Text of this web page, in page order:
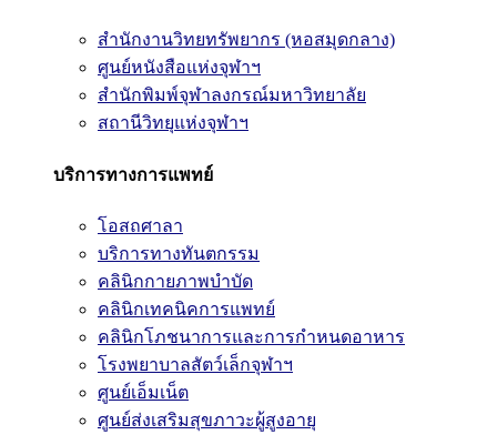
สำนักงานวิทยทรัพยากร (หอสมุดกลาง)
ศูนย์หนังสือแห่งจุฬาฯ
สำนักพิมพ์จุฬาลงกรณ์มหาวิทยาลัย
สถานีวิทยุแห่งจุฬาฯ
บริการทางการแพทย์
โอสถศาลา
บริการทางทันตกรรม
คลินิกกายภาพบำบัด
คลินิกเทคนิคการแพทย์
คลินิกโภชนาการและการกำหนดอาหาร
โรงพยาบาลสัตว์เล็กจุฬาฯ
ศูนย์เอ็มเน็ต
ศูนย์ส่งเสริมสุขภาวะผู้สูงอายุ